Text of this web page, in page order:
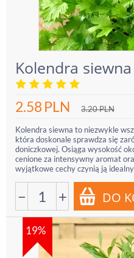
Kolendra siewna
2.58PLN 3.20PLN
Kolendra siewna to niezwykle
która doskonale sprawdza się
doniczkowej. Osiąga wysokość
cenione za intensywny aromat
wyjątkowe cechy czynią ją
− +
19%